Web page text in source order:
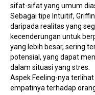
sifat-sifat yang umum
Sebagai tipe Intuitif,
daripada realitas yang
kecenderungan untuk
yang lebih besar, sering
potensial, yang dapat
dalam situasi yang stres.
Aspek Feeling-nya
empatinya terhadap